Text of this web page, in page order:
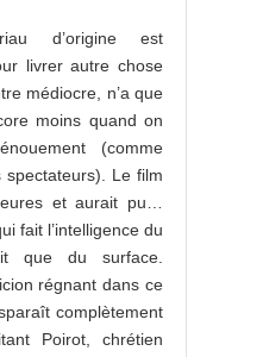
d’origine est
livrer autre chose
médiocre, n’a que
moins quand on
(comme
Le film
et aurait pu…
fait l’intelligence du
que du surface.
régnant dans ce
complètement
Poirot, chrétien